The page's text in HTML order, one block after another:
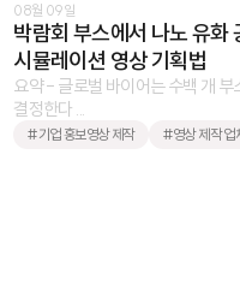
08월 09일
박람회 부스에서 나노 유
시뮬레이션 영상 기획법
요약 - 글로벌 바이어는 수백 개 부
결정한다 ...
#기업 홍보영상 제작 #영상 제작 업